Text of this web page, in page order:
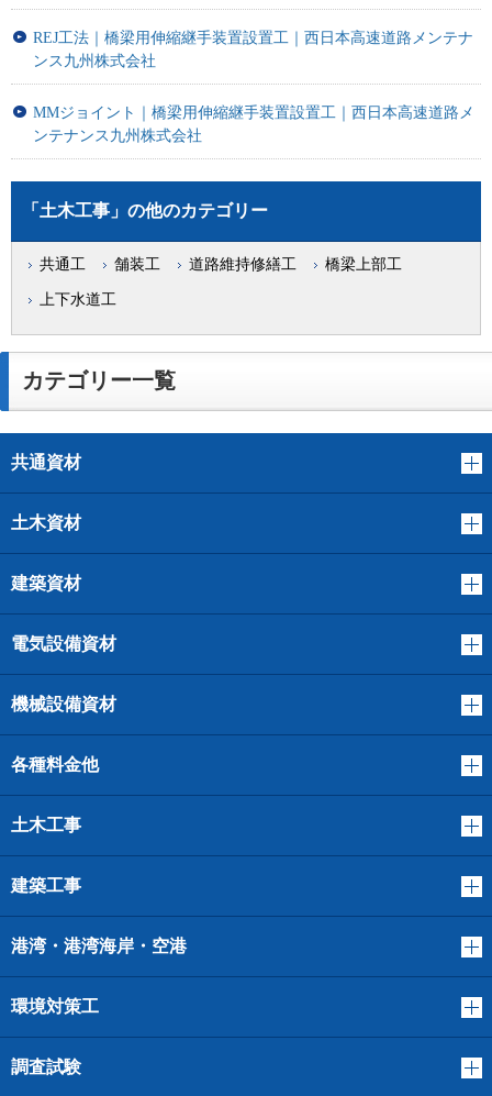
REJ工法｜橋梁用伸縮継手装置設置工｜西日本高速道路メンテナ
ンス九州株式会社
MMジョイント｜橋梁用伸縮継手装置設置工｜西日本高速道路メ
ンテナンス九州株式会社
「土木工事」の他のカテゴリー
共通工 舗装工 道路維持修繕工 橋梁上部工
上下水道工
カテゴリー一覧
共通資材
土木資材
建築資材
電気設備資材
機械設備資材
各種料金他
土木工事
建築工事
港湾・港湾海岸・空港
環境対策工
調査試験